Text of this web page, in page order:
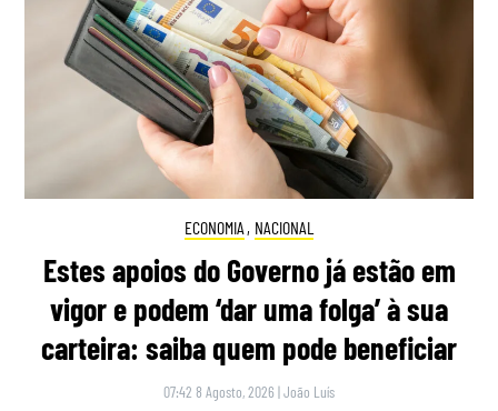
ECONOMIA , NACIONAL
Estes apoios do Governo já estão em
vigor e podem ‘dar uma folga’ à sua
carteira: saiba quem pode beneficiar
07:42 8 Agosto, 2026 |João Luís